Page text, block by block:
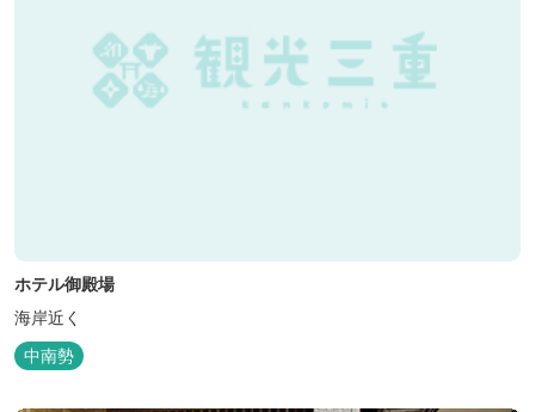
ホテル御殿場
海岸近く
中南勢